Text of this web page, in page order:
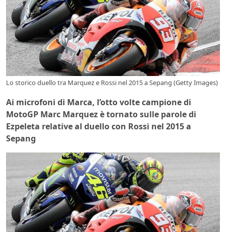
Lo storico duello tra Marquez e Rossi nel 2015 a Sepang (Getty Images)
Ai microfoni di Marca, l’otto volte campione di
MotoGP Marc Marquez è tornato sulle parole di
Ezpeleta relative al duello con Rossi nel 2015 a
Sepang